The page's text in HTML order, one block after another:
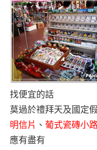
找便宜的話
莫過於禮拜天及國定
明信片 、 葡式瓷磚小
應有盡有